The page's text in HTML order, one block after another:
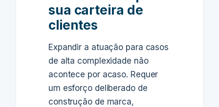
sua carteira de
clientes
Expandir a atuação para casos
de alta complexidade não
acontece por acaso. Requer
um esforço deliberado de
construção de marca,